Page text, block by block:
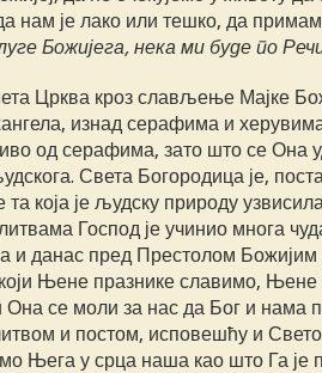
нам је лако или тешко, да
Божијега, нека ми буде по
Црква кроз слављење Мајке
изнад серафима и
од серафима, зато што се Она
Света Богородица је,
та која је људску природу
Господ је учинио многа
и данас пред Престолом Божијим
Њене празнике славимо,
се моли за нас да Бог и нама
и постом, исповешћу и
Њега у срца наша као што Га је